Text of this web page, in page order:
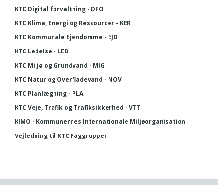
KTC Digital forvaltning - DFO
KTC Klima, Energi og Ressourcer - KER
KTC Kommunale Ejendomme - EJD
KTC Ledelse - LED
KTC Miljø og Grundvand - MIG
KTC Natur og Overfladevand - NOV
KTC Planlægning - PLA
KTC Veje, Trafik og Trafiksikkerhed - VTT
KIMO - Kommunernes Internationale Miljøorganisation
Vejledning til KTC Faggrupper